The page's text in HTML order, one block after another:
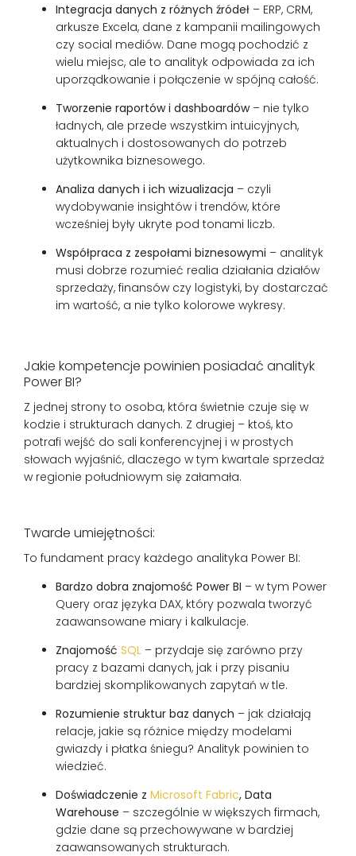
Integracja danych z różnych źródeł – ERP, CRM,
arkusze Excela, dane z kampanii mailingowych
czy social mediów. Dane mogą pochodzić z
wielu miejsc, ale to analityk odpowiada za ich
uporządkowanie i połączenie w spójną całość.
Tworzenie raportów i dashboardów– nie tylko
ładnych, ale przede wszystkim intuicyjnych,
aktualnych i dostosowanych do potrzeb
użytkownika biznesowego.
Analiza danych i ich wizualizacja – czyli
wydobywanie insightów i trendów, które
wcześniej były ukryte pod tonami liczb.
Współpraca z zespołami biznesowymi – analityk
musi dobrze rozumieć realia działania działów
sprzedaży, finansów czy logistyki, by dostarczać
im wartość, a nie tylko kolorowe wykresy.
Jakie kompetencje powinien posiadać analityk
Power BI?
Z jednej strony to osoba, która świetnie czuje się w
kodzie i strukturach danych. Z drugiej – ktoś, kto
potrafi wejść do sali konferencyjnej i w prostych
słowach wyjaśnić, dlaczego w tym kwartale sprzedaż
w regionie południowym się załamała.
Twarde umiejętności:
To fundament pracy każdego analityka Power BI:
Bardzo dobra znajomość Power BI – w tym Power
Query oraz języka DAX, który pozwala tworzyć
zaawansowane miary i kalkulacje.
Znajomość SQL – przydaje się zarówno przy
pracy z bazami danych, jak i przy pisaniu
bardziej skomplikowanych zapytań w tle.
Rozumienie struktur baz danych – jak działają
relacje, jakie są różnice między modelami
gwiazdy i płatka śniegu? Analityk powinien to
wiedzieć.
Doświadczenie z Microsoft Fabric, Data
Warehouse – szczególnie w większych firmach,
gdzie dane są przechowywane w bardziej
zaawansowanych strukturach.